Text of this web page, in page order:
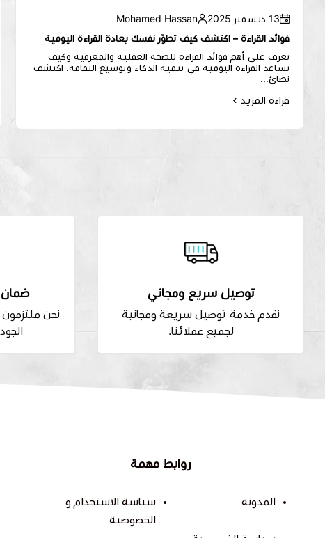
13 ديسمبر 2025
Mohamed Hassan
فوائد القراءة – اكتشف كيف تطوّر نفسك بعادة القراءة اليومية
تعرف على أهم فوائد القراءة للصحة العقلية والمعرفية وكيف
تساعد القراءة اليومية في تنمية الذكاء وتوسيع الثقافة. اكتشف
نصائ...
قراءة المزيد
توصيل سريع ومجاني
نقدم خدمة توصيل سريعة ومجانية
لجميع عملائنا.
ضمان
نحن
روابط مهمة
المدونة
سياسة الاستخدام و
الخصوصية